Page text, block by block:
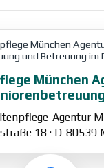
München
Agentur
18 · D-80539